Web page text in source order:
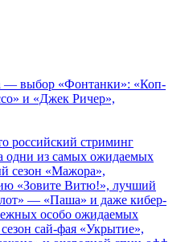
— выбор «Фонтанки»: «Коп-
и «Джек Ричер»,
российский стриминг
одни из самых ожидаемых
сезон «Мажора»,
«Зовите Витю!», лучший
— «Паша» и даже кибер-
особо ожидаемых
сай-фая «Укрытие»,